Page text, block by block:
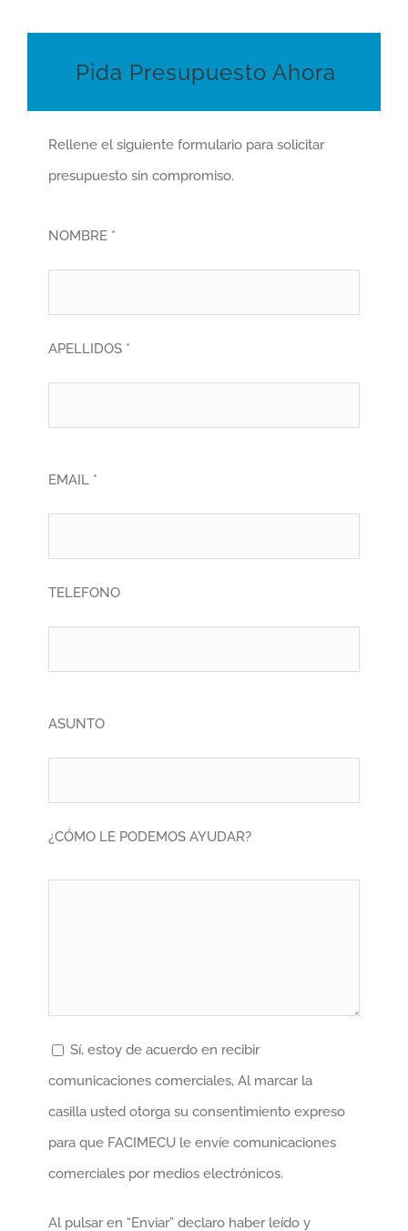
Pida Presupuesto Ahora
Rellene el siguiente formulario para solicitar
presupuesto sin compromiso.
NOMBRE *
APELLIDOS *
EMAIL *
TELEFONO
ASUNTO
¿CÓMO LE PODEMOS AYUDAR?
Sí, estoy de acuerdo en recibir
comunicaciones comerciales, Al marcar la
casilla usted otorga su consentimiento expreso
para que FACIMECU le envíe comunicaciones
comerciales por medios electrónicos.
Al pulsar en “Enviar” declaro haber leído y